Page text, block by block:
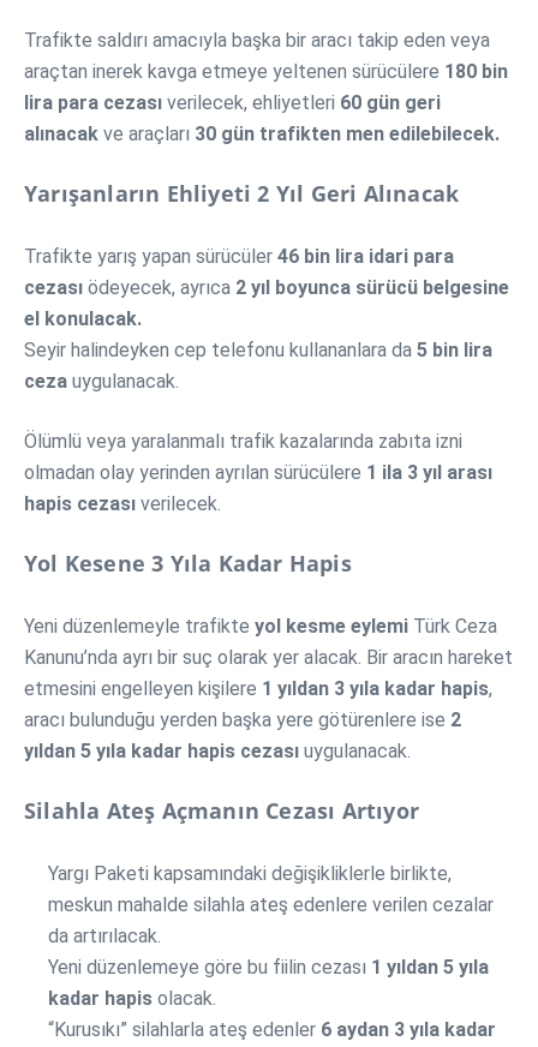
Trafikte saldırı amacıyla başka bir aracı takip eden veya
araçtan inerek kavga etmeye yeltenen sürücülere 180 bin
lira para cezası verilecek, ehliyetleri 60 gün geri
alınacak ve araçları 30 gün trafikten men edilebilecek.
Yarışanların Ehliyeti 2 Yıl Geri Alınacak
Trafikte yarış yapan sürücüler 46 bin lira idari para
cezası ödeyecek, ayrıca 2 yıl boyunca sürücü belgesine
el konulacak.
Seyir halindeyken cep telefonu kullananlara da 5 bin lira
ceza uygulanacak.
Ölümlü veya yaralanmalı trafik kazalarında zabıta izni
olmadan olay yerinden ayrılan sürücülere 1 ila 3 yıl arası
hapis cezası verilecek.
Yol Kesene 3 Yıla Kadar Hapis
Yeni düzenlemeyle trafikte yol kesme eylemi Türk Ceza
Kanunu’nda ayrı bir suç olarak yer alacak. Bir aracın hareket
etmesini engelleyen kişilere 1 yıldan 3 yıla kadar hapis,
aracı bulunduğu yerden başka yere götürenlere ise 2
yıldan 5 yıla kadar hapis cezası uygulanacak.
Silahla Ateş Açmanın Cezası Artıyor
Yargı Paketi kapsamındaki değişikliklerle birlikte,
meskun mahalde silahla ateş edenlere verilen cezalar
da artırılacak.
Yeni düzenlemeye göre bu fiilin cezası 1 yıldan 5 yıla
kadar hapis olacak.
“Kurusıkı” silahlarla ateş edenler 6 aydan 3 yıla kadar